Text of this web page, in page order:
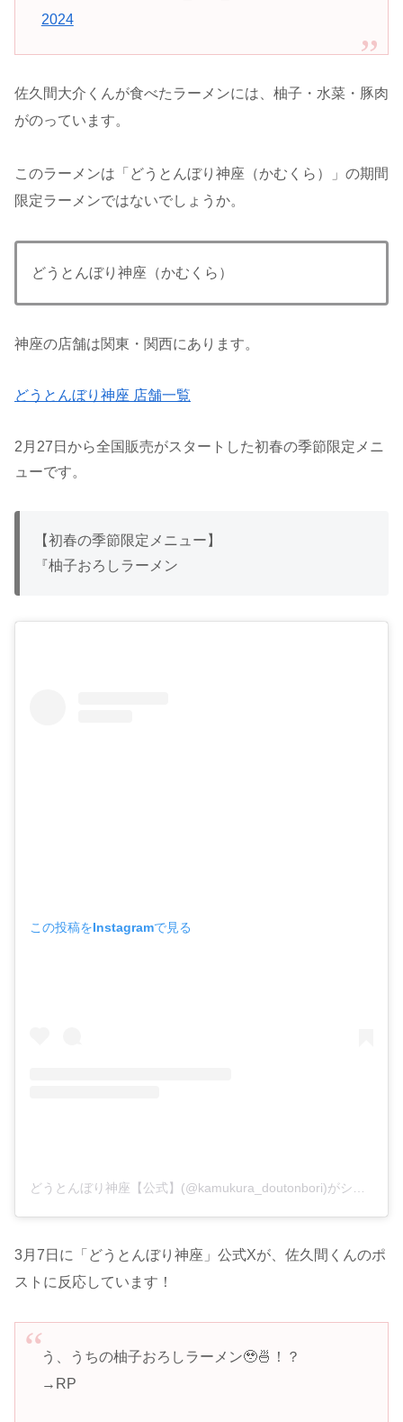
2024
佐久間大介くんが食べたラーメンには、柚子・水菜・豚肉
がのっています。
このラーメンは「どうとんぼり神座（かむくら）」の期間
限定ラーメンではないでしょうか。
どうとんぼり神座（かむくら）
神座の店舗は関東・関西にあります。
どうとんぼり神座 店舗一覧
2月27日から全国販売がスタートした初春の季節限定メニ
ューです。
【初春の季節限定メニュー】
『柚子おろしラーメン
この投稿をInstagramで見る
3月7日に「どうとんぼり神座」公式Xが、佐久間くんのポ
ストに反応しています！
う、うちの柚子おろしラーメン🥹🍜！？
→RP